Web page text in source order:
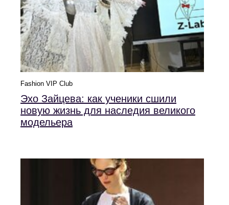
Fashion VIP Club
Эхо Зайцева: как ученики сшили
новую жизнь для наследия великого
модельера